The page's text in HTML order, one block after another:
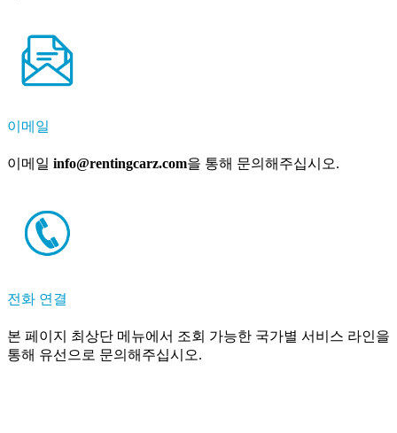
이메일
이메일 info@rentingcarz.com을 통해 문의해주십시오.
전화 연결
본 페이지 최상단 메뉴에서 조회 가능한 국가별 서비스 라인을
통해 유선으로 문의해주십시오.